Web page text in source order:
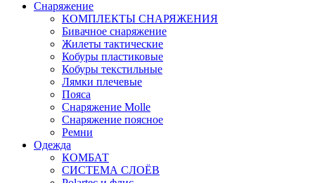
Снаряжение
КОМПЛЕКТЫ СНАРЯЖЕНИЯ
Бивачное снаряжение
Жилеты тактические
Кобуры пластиковые
Кобуры текстильные
Лямки плечевые
Пояса
Снаряжение Molle
Снаряжение поясное
Ремни
Одежда
КОМБАТ
СИСТЕМА СЛОЁВ